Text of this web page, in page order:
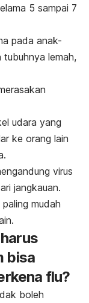
5 sampai 7
pada anak-
lemah,
udara yang
ke orang lain
virus
jangkauan.
mudah
bisa
flu?
boleh